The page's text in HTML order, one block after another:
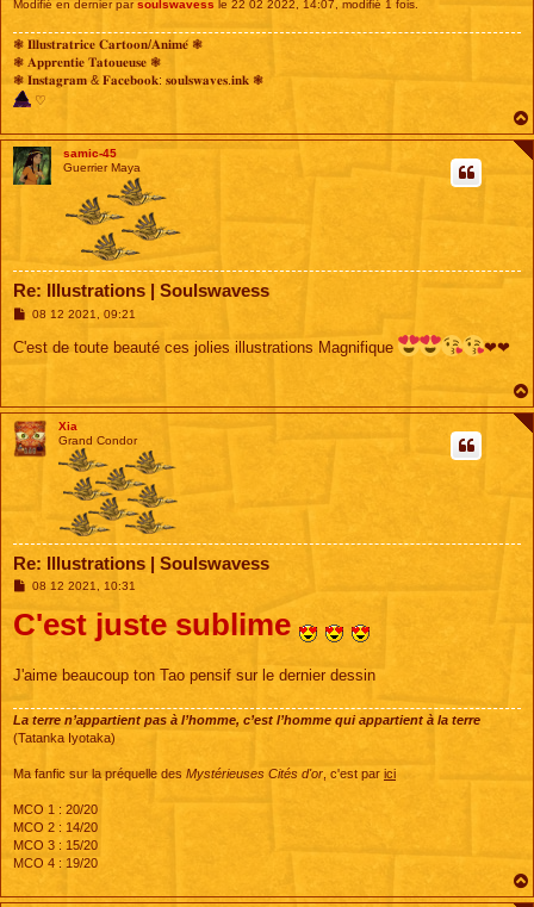
Modifié en dernier par soulswavess le 22 02 2022, 14:07, modifié 1 fois.
❃ 𝐈𝐥𝐥𝐮𝐬𝐭𝐫𝐚𝐭𝐫𝐢𝐜𝐞 𝐂𝐚𝐫𝐭𝐨𝐨𝐧/𝐀𝐧𝐢𝐦𝐞́ ❃
❃ 𝐀𝐩𝐩𝐫𝐞𝐧𝐭𝐢𝐞 𝐓𝐚𝐭𝐨𝐮𝐞𝐮𝐬𝐞 ❃
❃ 𝐈𝐧𝐬𝐭𝐚𝐠𝐫𝐚𝐦 & 𝐅𝐚𝐜𝐞𝐛𝐨𝐨𝐤: 𝐬𝐨𝐮𝐥𝐬𝐰𝐚𝐯𝐞𝐬.𝐢𝐧𝐤 ❃
♡
samic-45
Guerrier Maya
Re: Illustrations | Soulswavess
M
s
08 12 2021, 09:21
C'est de toute beauté ces jolies illustrations Magnifique ❤❤
Xia
Grand Condor
Re: Illustrations | Soulswavess
M
s
s
e
08 12 2021, 10:31
C'est juste sublime
J'aime beaucoup ton Tao pensif sur le dernier dessin
La terre n’appartient pas à l’homme, c’est l’homme qui appartient à la terre
(Tatanka Iyotaka)
Ma fanfic sur la préquelle des Mystérieuses Cités d'or , c'est par ici
MCO 1 : 20/20
MCO 2 : 14/20
MCO 3 : 15/20
MCO 4 : 19/20